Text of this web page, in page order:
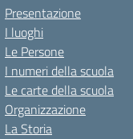
Presentazione
I luoghi
Le Persone
I numeri della scuola
Le carte della scuola
Organizzazione
La Storia